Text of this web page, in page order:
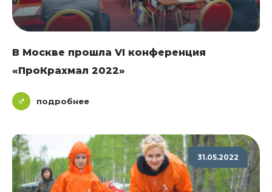
В Москве прошла VI конференция
«ПроКрахмал 2022»
подробнее
31.05.2022